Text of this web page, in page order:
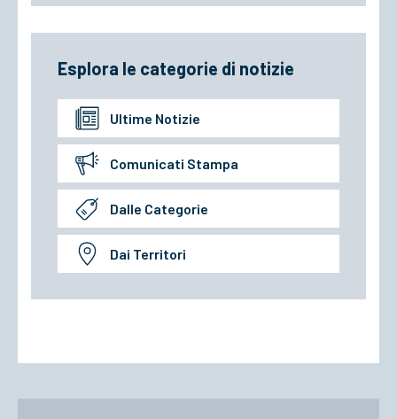
Esplora le categorie di notizie
Ultime Notizie
Comunicati Stampa
Dalle Categorie
Dai Territori